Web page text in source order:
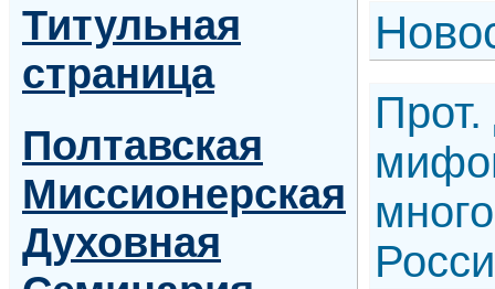
Титульная
страница
Полтавская
Миссионерская
Духовная
Н